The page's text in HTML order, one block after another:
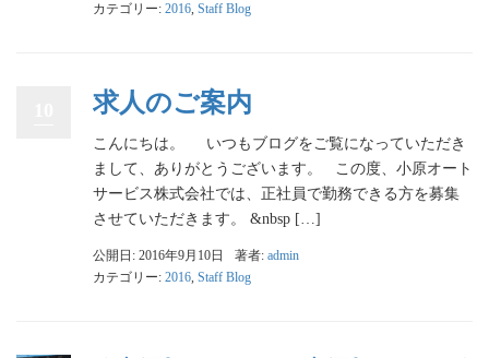
カテゴリー: 2016, Staff Blog
求人のご案内
こんにちは。 いつもブログをご覧になっていただき
まして、ありがとうございます。 この度、小原オート
サービス株式会社では、正社員で勤務できる方を募集
させていただきます。 &nbsp […]
公開日: 2016年9月10日 著者: admin
カテゴリー: 2016 Staff Blog